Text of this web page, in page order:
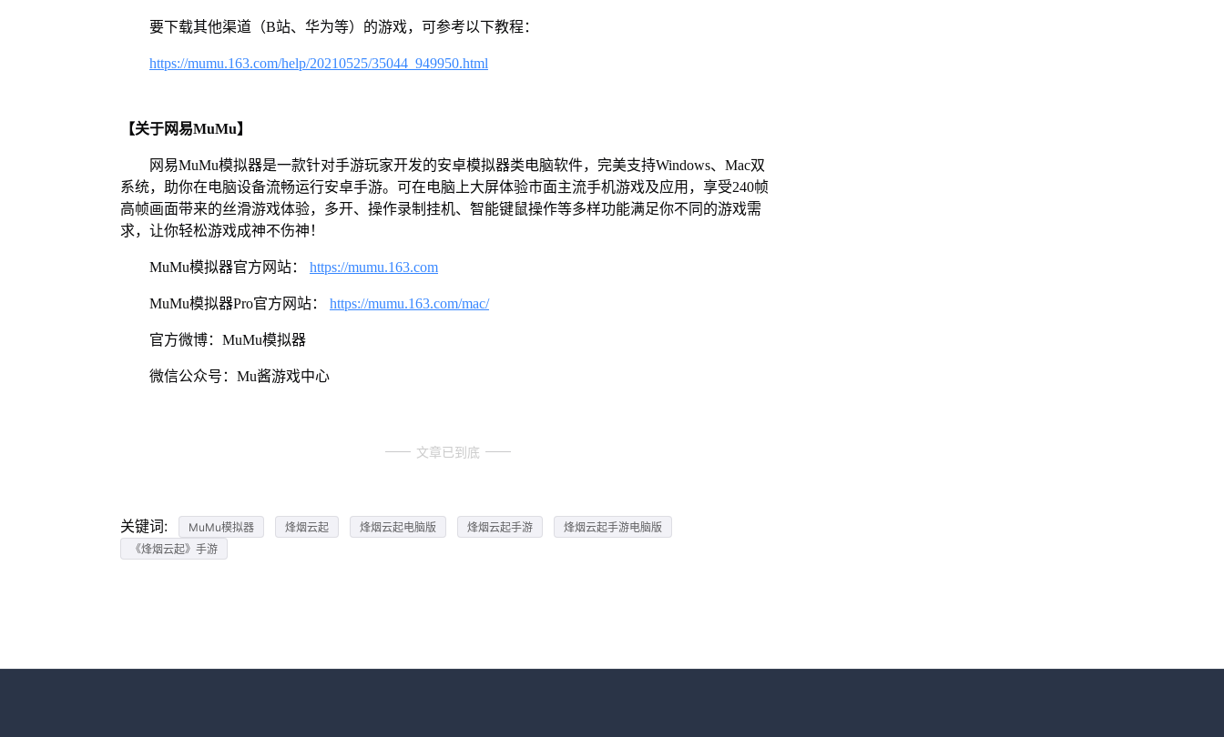
要下载其他渠道（B站、华为等）的游戏，可参考以下教程：
https://mumu.163.com/help/20210525/35044_949950.html
【关于网易MuMu】
网易MuMu模拟器是一款针对手游玩家开发的安卓模拟器类电脑软件，完美支持Windows、Mac双
系统，助你在电脑设备流畅运行安卓手游。可在电脑上大屏体验市面主流手机游戏及应用，享受240帧
高帧画面带来的丝滑游戏体验，多开、操作录制挂机、智能键鼠操作等多样功能满足你不同的游戏需
求，让你轻松游戏成神不伤神！
MuMu模拟器官方网站： https://mumu.163.com
MuMu模拟器Pro官方网站： https://mumu.163.com/mac/
官方微博：MuMu模拟器
微信公众号：Mu酱游戏中心
文章已到底
关键词: MuMu模拟器 烽烟云起 烽烟云起电脑版 烽烟云起手游
烽烟云起手游电脑版
《烽烟云起》手游